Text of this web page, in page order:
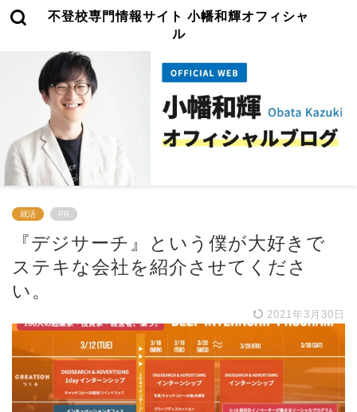
不登校専門情報サイト 小幡和輝オフィシャ
ル
就活 PR
『デジサーチ』という僕が大好きで
ステキな会社を紹介させてくださ
い。
2021年3月30日